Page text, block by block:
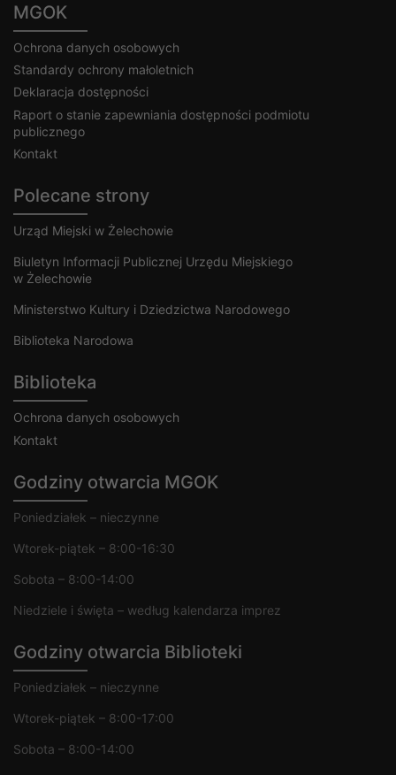
MGOK
Ochrona danych osobowych
Standardy ochrony małoletnich
Deklaracja dostępności
Raport o stanie zapewniania dostępności podmiotu
publicznego
Kontakt
Polecane strony
Urząd Miejski w Żelechowie
Biuletyn Informacji Publicznej Urzędu Miejskiego
w Żelechowie
Ministerstwo Kultury i Dziedzictwa Narodowego
Biblioteka Narodowa
Biblioteka
Ochrona danych osobowych
Kontakt
Godziny otwarcia MGOK
Poniedziałek – nieczynne
Wtorek-piątek – 8:00-16:30
Sobota – 8:00-14:00
Niedziele i święta – według kalendarza imprez
Godziny otwarcia Biblioteki
Poniedziałek – nieczynne
Wtorek-piątek – 8:00-17:00
Sobota – 8:00-14:00